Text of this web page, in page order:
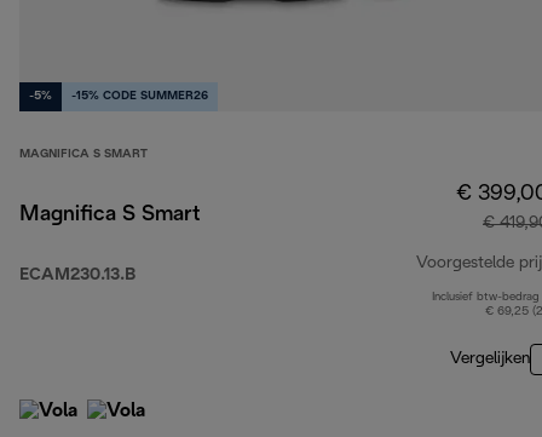
-5% -15% CODE SUMMER26
MAGNIFICA S SMART
Magnifica S Smart
ECAM230.13.B
€
€
Voorgestelde
Inclusief btw-bedrag
€ 69,25
Vergelijken